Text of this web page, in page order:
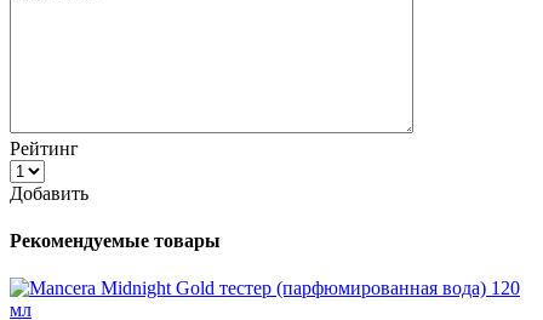
Рейтинг
Добавить
Рекомендуемые товары